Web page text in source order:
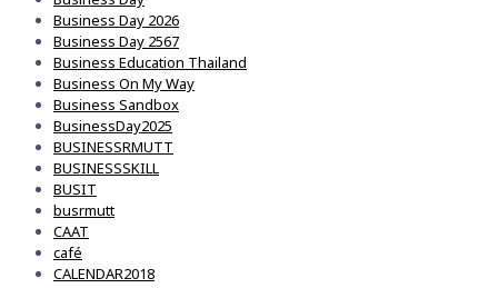
Business Day 2026
Business Day 2567
Business Education Thailand
Business On My Way
Business Sandbox
BusinessDay2025
BUSINESSRMUTT
BUSINESSSKILL
BUSIT
busrmutt
CAAT
café
CALENDAR2018